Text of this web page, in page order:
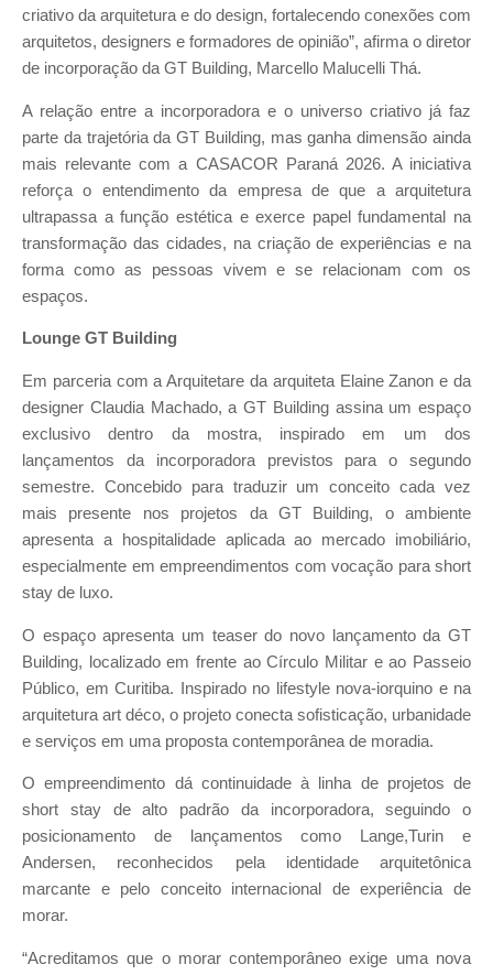
criativo da arquitetura e do design, fortalecendo conexões com
arquitetos, designers e formadores de opinião”, afirma o diretor
de incorporação da GT Building, Marcello Malucelli Thá.
A relação entre a incorporadora e o universo criativo já faz
parte da trajetória da GT Building, mas ganha dimensão ainda
mais relevante com a CASACOR Paraná 2026. A iniciativa
reforça o entendimento da empresa de que a arquitetura
ultrapassa a função estética e exerce papel fundamental na
transformação das cidades, na criação de experiências e na
forma como as pessoas vivem e se relacionam com os
espaços.
Lounge GT Building
Em parceria com a Arquitetare da arquiteta Elaine Zanon e da
designer Claudia Machado, a GT Building assina um espaço
exclusivo dentro da mostra, inspirado em um dos
lançamentos da incorporadora previstos para o segundo
semestre. Concebido para traduzir um conceito cada vez
mais presente nos projetos da GT Building, o ambiente
apresenta a hospitalidade aplicada ao mercado imobiliário,
especialmente em empreendimentos com vocação para short
stay de luxo.
O espaço apresenta um teaser do novo lançamento da GT
Building, localizado em frente ao Círculo Militar e ao Passeio
Público, em Curitiba. Inspirado no lifestyle nova-iorquino e na
arquitetura art déco, o projeto conecta sofisticação, urbanidade
e serviços em uma proposta contemporânea de moradia.
O empreendimento dá continuidade à linha de projetos de
short stay de alto padrão da incorporadora, seguindo o
posicionamento de lançamentos como Lange,Turin e
Andersen, reconhecidos pela identidade arquitetônica
marcante e pelo conceito internacional de experiência de
morar.
“Acreditamos que o morar contemporâneo exige uma nova